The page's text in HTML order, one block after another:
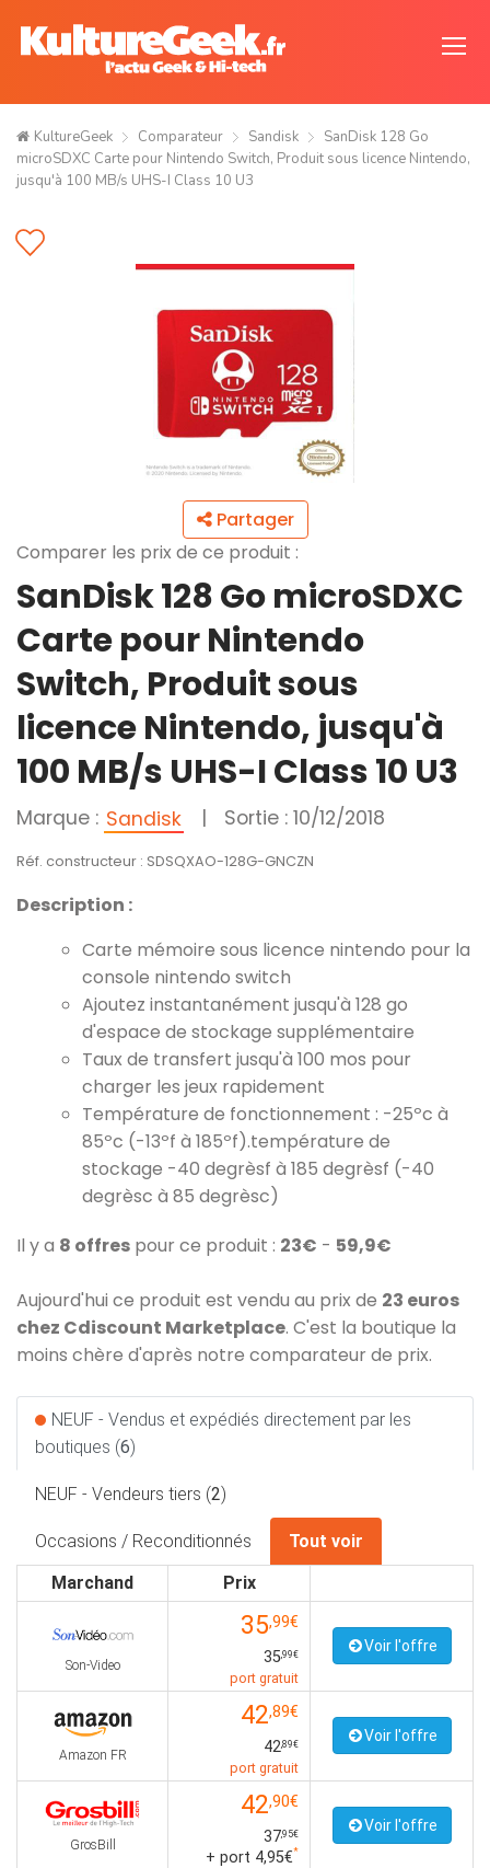
KultureGeek Comparateur Sandisk
SanDisk 128 Go
microSDXC Carte pour Nintendo Switch, Produit sous licence Nintendo,
jusqu'à 100 MB/s UHS-I Class 10 U3
Partager
Comparer les prix de ce produit :
SanDisk 128 Go microSDXC
Carte pour Nintendo
Switch, Produit sous
licence Nintendo, jusqu'à
100 MB/s UHS-I Class 10 U3
Marque : Sandisk | Sortie : 10/12/2018
Réf. constructeur : SDSQXAO-128G-GNCZN
Description :
Carte mémoire sous licence nintendo pour la
console nintendo switch
Ajoutez instantanément jusqu'à 128 go
d'espace de stockage supplémentaire
Taux de transfert jusqu'à 100 mos pour
charger les jeux rapidement
Température de fonctionnement : -25ºc à
85ºc (-13ºf à 185ºf).température de
stockage -40 degrèsf à 185 degrèsf (-40
degrèsc à 85 degrèsc)
Il y a 8 offres pour ce produit : 23€ - 59,9€
Aujourd'hui ce produit est vendu au prix de 23 euros
chez Cdiscount Marketplace. C'est la boutique la
moins chère d'après notre comparateur de prix.
NEUF - Vendus et expédiés directement par les
boutiques (6)
NEUF - Vendeurs tiers (2)
Occasions / Reconditionnés
Tout voir
Marchand
Prix
Son-Video
35,99€
35,99€
port gratuit
Voir l'offre
Amazon FR
42,89€
42,89€
port gratuit
Voir l'offre
GrosBill
42,90€
37,95€
+ port 4,95€*
Voir l'offre